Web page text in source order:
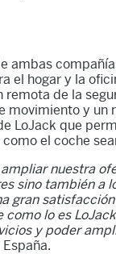
ambas
el hogar y la
remota de la
movimiento y un
LoJack que
el coche
nuestra
sino también a
gran
lo es
y poder